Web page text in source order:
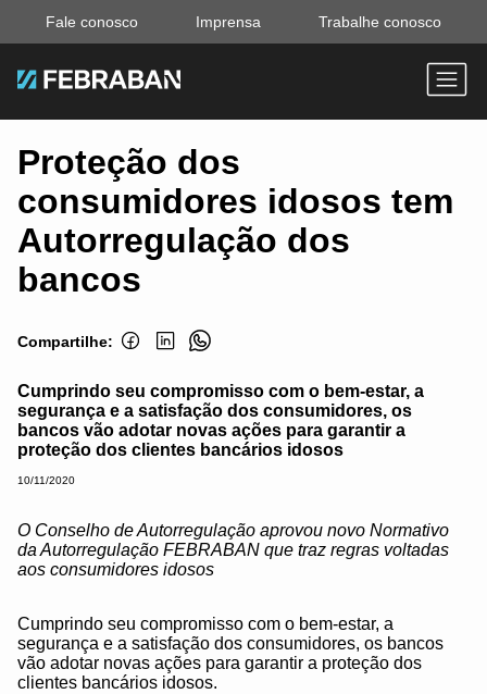
Fale conosco Imprensa Trabalhe conosco
Proteção dos
consumidores idosos tem
Autorregulação dos
bancos
Compartilhe:
Cumprindo seu compromisso com o bem-estar, a
segurança e a satisfação dos consumidores, os
bancos vão adotar novas ações para garantir a
proteção dos clientes bancários idosos
10/11/2020
O Conselho de Autorregulação aprovou novo Normativo
da Autorregulação FEBRABAN que traz regras voltadas
aos consumidores idosos
Cumprindo seu compromisso com o bem-estar, a
segurança e a satisfação dos consumidores, os bancos
vão adotar novas ações para garantir a proteção dos
clientes bancários idosos.